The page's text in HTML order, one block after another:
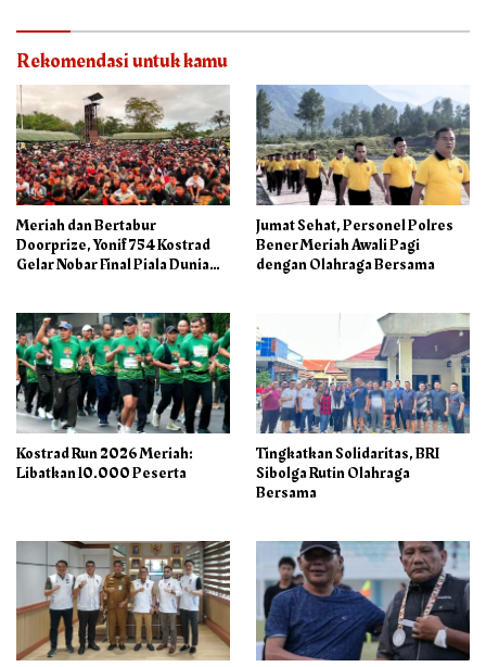
Rekomendasi untuk kamu
Meriah dan Bertabur
Doorprize, Yonif 754 Kostrad
Gelar Nobar Final Piala Dunia
Jumat Sehat, Personel Polres
Bener Meriah Awali Pagi
dengan Olahraga Bersama
Kostrad Run 2026 Meriah:
Libatkan 10.000 Peserta
Tingkatkan Solidaritas, BRI
Sibolga Rutin Olahraga
Bersama